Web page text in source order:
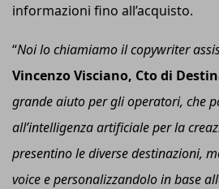
informazioni fino all’acquisto.
“Noi lo chiamiamo ilcopywritera
Vincenzo Visciano, Cto di
grande aiuto per gli operatori, che
all’intelligenza artificiale per la
presentino le diverse destinazioni,
voice e personalizzandolo in base